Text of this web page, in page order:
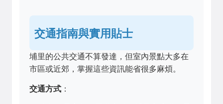
交通指南與實用貼士
埔里的公共交通不算發達，但室內景點大多在
市區或近郊，掌握這些資訊能省很多麻煩。
交通方式 ：